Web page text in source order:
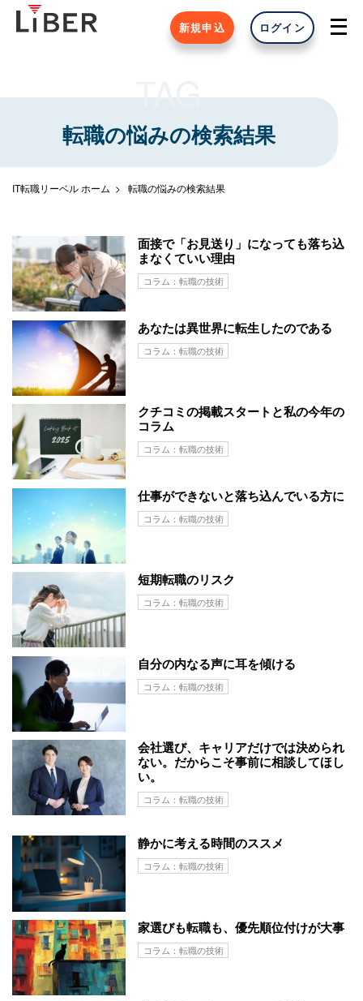
新規申込 ログイン
TAG
転職の悩みの検索結果
IT転職リーベル ホーム 転職の悩みの検索結果
面接で「お見送り」になっても落ち込
まなくていい理由
コラム：転職の技術
あなたは異世界に転生したのである
コラム：転職の技術
クチコミの掲載スタートと私の今年の
コラム
コラム：転職の技術
仕事ができないと落ち込んでいる方に
コラム：転職の技術
短期転職のリスク
コラム：転職の技術
自分の内なる声に耳を傾ける
コラム：転職の技術
会社選び、キャリアだけでは決められ
ない。だからこそ事前に相談してほし
い。
コラム：転職の技術
静かに考える時間のススメ
コラム：転職の技術
家選びも転職も、優先順位付けが大事
コラム：転職の技術